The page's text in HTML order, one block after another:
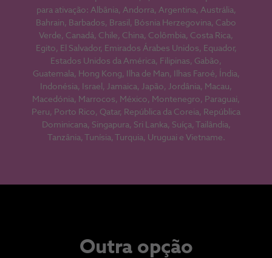
para ativação: Albânia, Andorra, Argentina, Austrália,
Bahrain, Barbados, Brasil, Bósnia Herzegovina, Cabo
Verde, Canadá, Chile, China, Colômbia, Costa Rica,
Egito, El Salvador, Emirados Árabes Unidos, Equador,
Estados Unidos da América, Filipinas, Gabão,
Guatemala, Hong Kong, Ilha de Man, Ilhas Faroé, Índia,
Indonésia, Israel, Jamaica, Japão, Jordânia, Macau,
Macedónia, Marrocos, México, Montenegro, Paraguai,
Peru, Porto Rico, Qatar, República da Coreia, República
Dominicana, Singapura, Sri Lanka, Suíça, Tailândia,
Tanzânia, Tunísia, Turquia, Uruguai e Vietname.
Outra opção